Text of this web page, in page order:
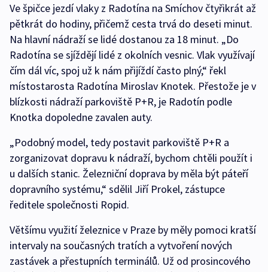
Ve špičce jezdí vlaky z Radotína na Smíchov čtyřikrát až
pětkrát do hodiny, přičemž cesta trvá do deseti minut.
Na hlavní nádraží se lidé dostanou za 18 minut. „Do
Radotína se sjíždějí lidé z okolních vesnic. Vlak využívají
čím dál víc, spoj už k nám přijíždí často plný,“ řekl
místostarosta Radotína Miroslav Knotek. Přestože je v
blízkosti nádraží parkoviště P+R, je Radotín podle
Knotka dopoledne zavalen auty.
„Podobný model, tedy postavit parkoviště P+R a
zorganizovat dopravu k nádraží, bychom chtěli použít i
u dalších stanic. Železniční doprava by měla být páteří
dopravního systému,“ sdělil Jiří Prokel, zástupce
ředitele společnosti Ropid.
Většímu využití železnice v Praze by měly pomoci kratší
intervaly na současných tratích a vytvoření nových
zastávek a přestupních terminálů. Už od prosincového